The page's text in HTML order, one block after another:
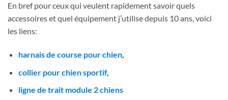
En bref pour ceux qui veulent rapidement savoir quels
accessoires et quel équipement j’utilise depuis 10 ans, voici
les liens:
harnais de course pour chien,
collier pour chien sportif,
ligne de trait module 2 chiens